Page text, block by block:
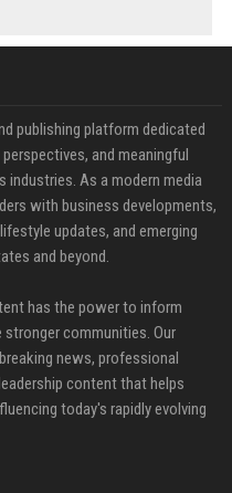
publishing platform dedicated
and meaningful
As a modern media
with business developments,
updates, and emerging
and beyond.
has the power to inform
communities. Our
news, professional
content that helps
today's rapidly evolving